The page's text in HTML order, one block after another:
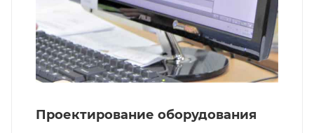
Проектирование оборудования